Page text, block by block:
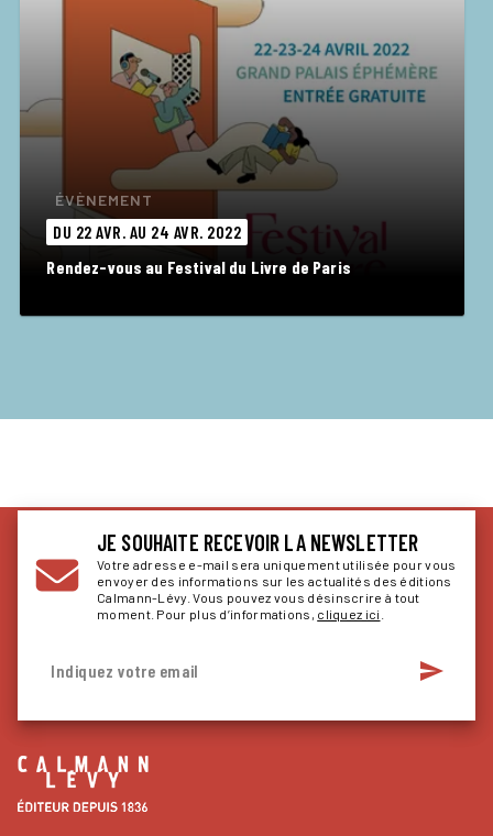
ÉVÈNEMENT
DU 22 AVR. AU 24 AVR. 2022
Rendez-vous au Festival du Livre de Paris
JE SOUHAITE RECEVOIR LA NEWSLETTER
Votre adresse e-mail sera uniquement utilisée pour vous
envoyer des informations sur les actualités des éditions
Calmann-Lévy. Vous pouvez vous désinscrire à tout
moment. Pour plus d’informations, cliquez ici
Indiquez votre email send